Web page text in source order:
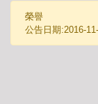
榮譽
公告日期:2016-